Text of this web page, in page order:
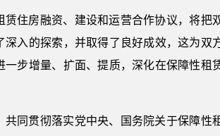
住房融资、建设和运营合作协议，将把
入的探索，并取得了良好成效，这为双
步增量、扩面、提质，深化在保障性租
同贯彻落实党中央、国务院关于保障性